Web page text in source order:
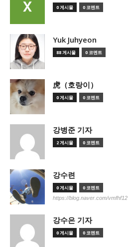
0 게시물 0 코멘트
Yuk Juhyeon
88 게시물 0 코멘트
虎（호랑이）
0 게시물 0 코멘트
강병준 기자
2 게시물 0 코멘트
강수련
0 게시물 0 코멘트
https://blog.naver.com/vmfhf12
강수은 기자
0 게시물 0 코멘트